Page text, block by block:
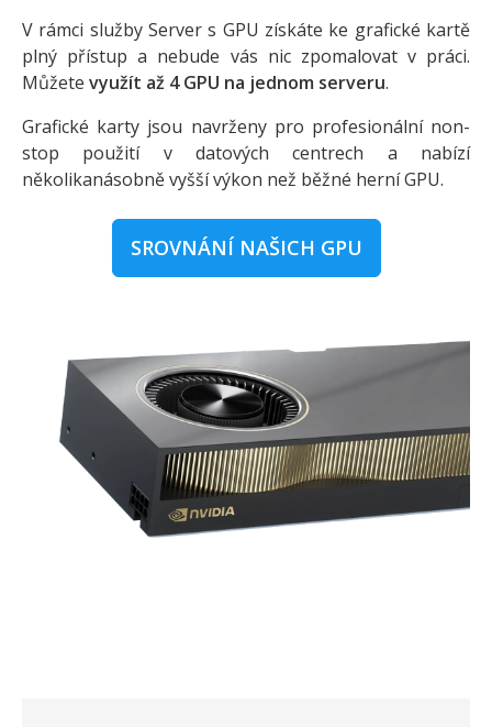
V rámci služby Server s GPU získáte ke grafické kartě
plný přístup a nebude vás nic zpomalovat v práci.
Můžete využít až 4 GPU na jednom serveru.
Grafické karty jsou navrženy pro profesionální non-
stop použití v datových centrech a nabízí
několikanásobně vyšší výkon než běžné herní GPU.
SROVNÁNÍ NAŠICH GPU